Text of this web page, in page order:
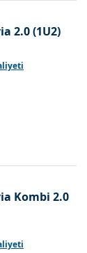
2.0 (1U2)
Kombi 2.0